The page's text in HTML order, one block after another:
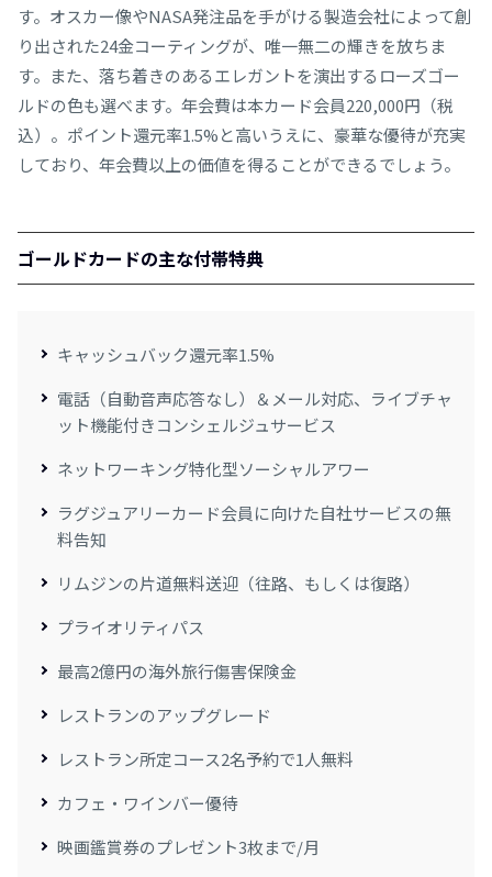
す。オスカー像やNASA発注品を手がける製造会社によって創
り出された24金コーティングが、唯一無二の輝きを放ちま
す。また、落ち着きのあるエレガントを演出するローズゴー
ルドの色も選べます。年会費は本カード会員220,000円（税
込）。ポイント還元率1.5%と高いうえに、豪華な優待が充実
しており、年会費以上の価値を得ることができるでしょう。
ゴールドカードの主な付帯特典
キャッシュバック還元率1.5%
電話（自動音声応答なし）＆メール対応、ライブチャ
ット機能付きコンシェルジュサービス
ネットワーキング特化型ソーシャルアワー
ラグジュアリーカード会員に向けた自社サービスの無
料告知
リムジンの片道無料送迎（往路、もしくは復路）
プライオリティパス
最⾼2億円の海外旅⾏傷害保険⾦
レストランのアップグレード
レストラン所定コース2名予約で1人無料
カフェ・ワインバー優待
映画鑑賞券のプレゼント3枚まで/月